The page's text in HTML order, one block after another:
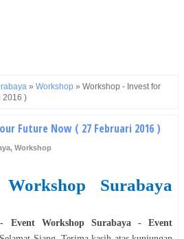
» Workshop » Workshop - Invest for
2016 )
Future Now ( 27 Februari 2016 )
, Workshop
Workshop
Surabaya
Event Workshop Surabaya- Event